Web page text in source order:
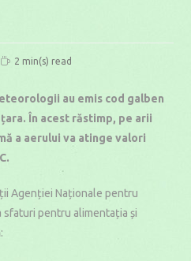
Reading
2 min(s) read
au emis cod galben
În acest răstimp, pe arii
a aerului va atinge valori
Agenției Naționale pentru
sfaturi pentru alimentația și